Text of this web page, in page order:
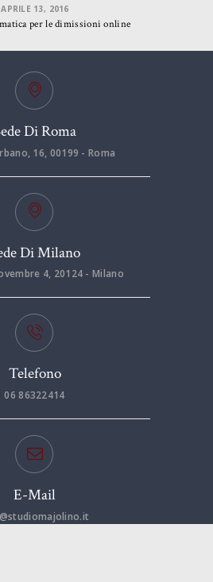
APRILE 13, 2016
per le dimissioni online
Di Roma
16, 00199 - Roma
Di Milano
4, 20124 - Milano
Telefono
06 86322414
E-Mail